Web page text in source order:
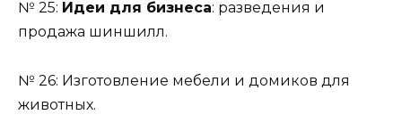
№ 25: Идеи для бизнеса: разведения и
продажа шиншилл.
№ 26: Изготовление мебели и домиков для
животных.